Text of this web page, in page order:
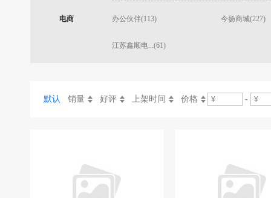
电商 办公伙伴(113) 今扬商城(227)
江苏鑫顺电...(61)
默认 销量 好评 上架时间 价格 -